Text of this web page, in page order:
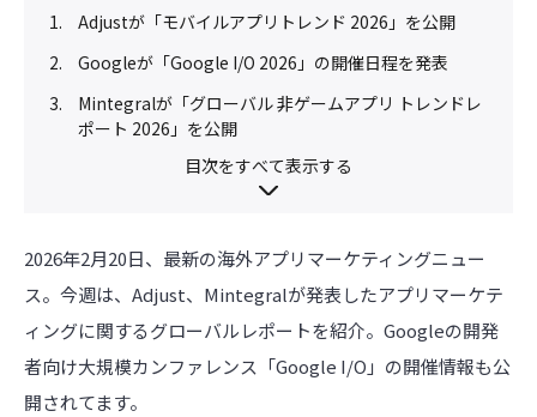
Adjustが「モバイルアプリトレンド 2026」を公開
Googleが「Google I/O 2026」の開催日程を発表
Mintegralが「グローバル 非ゲームアプリ トレンドレ
ポート 2026」を公開
目次をすべて表示する
2026年2月20日、最新の海外アプリマーケティングニュー
ス。今週は、Adjust、Mintegralが発表したアプリマーケテ
ィングに関するグローバルレポートを紹介。Googleの開発
者向け大規模カンファレンス「Google I/O」の開催情報も公
開されてます。